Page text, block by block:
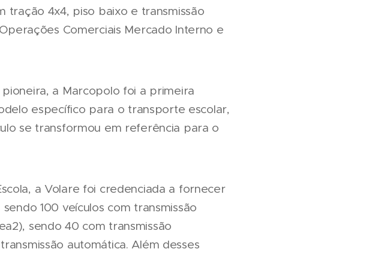
tração 4x4, piso baixo e transmissão
Comerciais Mercado Interno e
a Marcopolo foi a primeira
específico para o transporte escolar,
se transformou em referência para o
a Volare foi credenciada a fornecer
100 veículos com transmissão
sendo 40 com transmissão
automática. Além desses